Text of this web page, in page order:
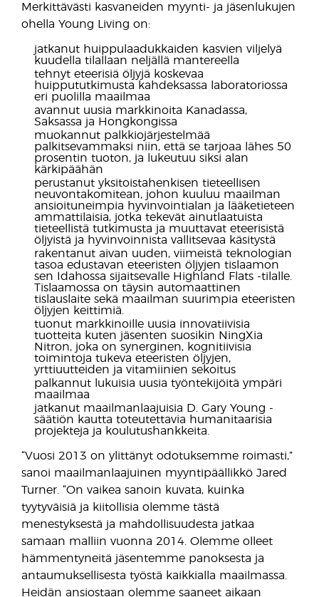
Merkittävästi kasvaneiden myynti- ja jäsenlukujen
ohella Young Living on:
jatkanut huippulaadukkaiden kasvien viljelyä
kuudella tilallaan neljällä mantereella
tehnyt eteerisiä öljyjä koskevaa
huippututkimusta kahdeksassa laboratoriossa
eri puolilla maailmaa
avannut uusia markkinoita Kanadassa,
Saksassa ja Hongkongissa
muokannut palkkiojärjestelmää
palkitsevammaksi niin, että se tarjoaa lähes 50
prosentin tuoton, ja lukeutuu siksi alan
kärkipäähän
perustanut yksitoistahenkisen tieteellisen
neuvontakomitean, johon kuuluu maailman
ansioituneimpia hyvinvointialan ja lääketieteen
ammattilaisia, jotka tekevät ainutlaatuista
tieteellistä tutkimusta ja muuttavat eteerisistä
öljyistä ja hyvinvoinnista vallitsevaa käsitystä
rakentanut aivan uuden, viimeistä teknologian
tasoa edustavan eteeristen öljyjen tislaamon
sen Idahossa sijaitsevalle Highland Flats -tilalle.
Tislaamossa on täysin automaattinen
tislauslaite sekä maailman suurimpia eteeristen
öljyjen keittimiä.
tuonut markkinoille uusia innovatiivisia
tuotteita kuten jäsenten suosikin NingXia
Nitron, joka on synerginen, kognitiivisia
toimintoja tukeva eteeristen öljyjen,
yrttiuutteiden ja vitamiinien sekoitus
palkannut lukuisia uusia työntekijöitä ympäri
maailmaa
jatkanut maailmanlaajuisia D. Gary Young -
säätiön kautta toteutettavia humanitaarisia
projekteja ja koulutushankkeita.
“Vuosi 2013 on ylittänyt odotuksemme roimasti,”
sanoi maailmanlaajuinen myyntipäällikkö Jared
Turner. “On vaikea sanoin kuvata, kuinka
tyytyväisiä ja kiitollisia olemme tästä
menestyksestä ja mahdollisuudesta jatkaa
samaan malliin vuonna 2014. Olemme olleet
hämmentyneitä jäsentemme panoksesta ja
antaumuksellisesta työstä kaikkialla maailmassa.
Heidän ansiostaan olemme saaneet aikaan